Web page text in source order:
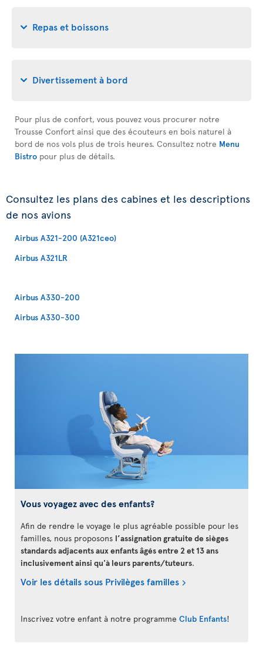
Repas et boissons
Divertissement à bord
Pour plus de confort, vous pouvez vous procurer notre
Trousse Confort ainsi que des écouteurs en bois naturel à
bord de nos vols plus de trois heures. Consultez notre Menu
Bistro pour plus de détails.
Consultez les plans des cabines et les descriptions
de nos avions
Airbus A321-200 (A321ceo)
Airbus A321LR
Airbus A330-200
Airbus A330-300
Vous voyagez avec des enfants?
Afin de rendre le voyage le plus agréable possible pour les
familles, nous proposons l’assignation gratuite de sièges
standards adjacents aux enfants âgés entre 2 et 13 ans
inclusivement ainsi qu'à leurs parents/tuteurs.
Voir les détails sous Privilèges familles
Inscrivez votre enfant à notre programme Club Enfants!